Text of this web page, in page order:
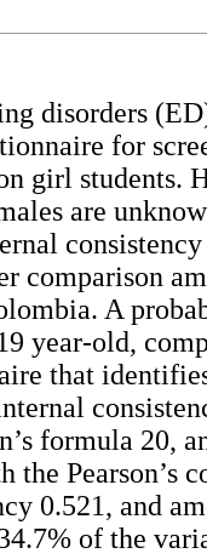
disorders
for
girl students.
are
comparison
A
year-old,
that
formula 20,
the Pearson’s
0.521, and
of the